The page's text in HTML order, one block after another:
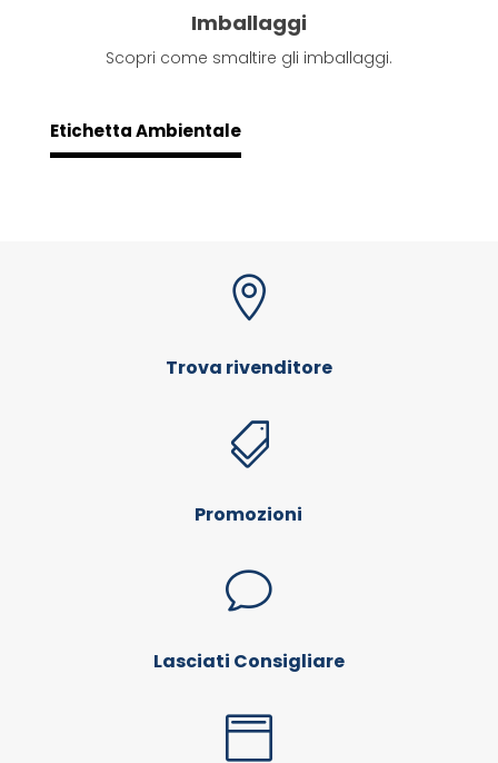
Imballaggi
Scopri come smaltire gli imballaggi.
Etichetta Ambientale

Trova rivenditore

Promozioni
v
Lasciati Consigliare
